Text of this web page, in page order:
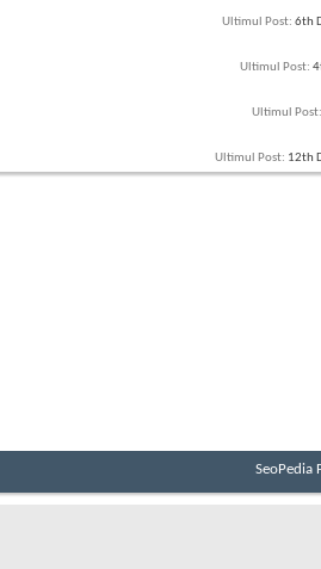
Ultimul Post: 6th
Ultimul Post:
Ultimul Post:
Ultimul Post: 12th
SeoPedia